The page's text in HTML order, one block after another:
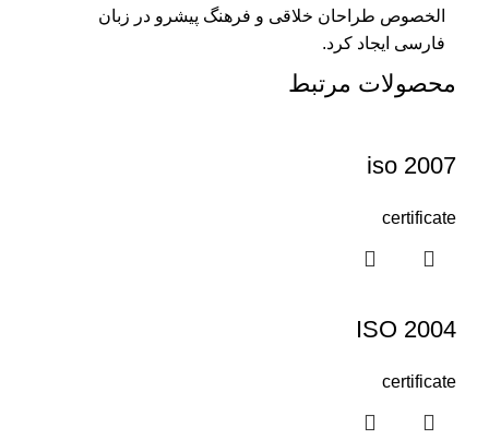
الخصوص طراحان خلاقی و فرهنگ پیشرو در زبان
فارسی ایجاد کرد.
محصولات مرتبط
iso 2007
certificate
ISO 2004
certificate